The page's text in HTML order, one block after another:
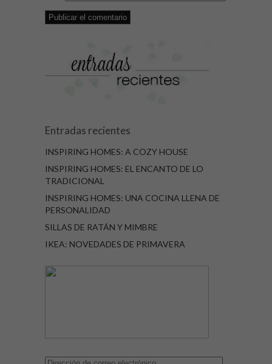
Entradas recientes
INSPIRING HOMES: A COZY HOUSE
INSPIRING HOMES: EL ENCANTO DE LO
TRADICIONAL
INSPIRING HOMES: UNA COCINA LLENA DE
PERSONALIDAD
SILLAS DE RATÁN Y MIMBRE
IKEA: NOVEDADES DE PRIMAVERA
Dirección